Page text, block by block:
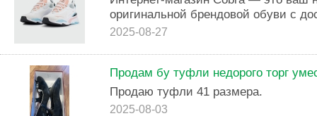
оригинальной брендовой обуви с
2025-08-27
Продам бу туфли недорого торг
Продаю туфли 41 размера.
2025-08-03